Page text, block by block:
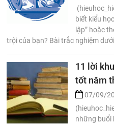
biết kiểu
lập” hoặc
trội của bạn? Bài trắc nghiệm
11 lời
tốt năm
07/09/
những buổi